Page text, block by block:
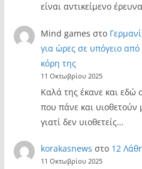
είναι αντικείμενο
Mind games στο
για ώρες σε υπόγειο
κόρη της
11 Οκτωβρίου 2025
Καλά της έκανε και εδώ
που πάνε και υιοθετούν
γιατί δεν υιοθετείς…
korakasnews στο 12
11 Οκτωβρίου 2025